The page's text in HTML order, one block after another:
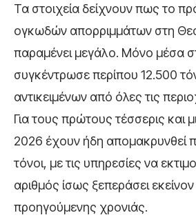
Τα στοιχεία δείχνουν πως το
ογκωδών απορριμμάτων στη
παραμένει μεγάλο. Μόνο μέσα
συγκέντρωσε περίπου 12.500
αντικειμένων από όλες τις
Για τους πρώτους τέσσερις και
2026 έχουν ήδη απομακρυνθεί
τόνοι, με τις υπηρεσίες να
αριθμός ίσως ξεπεράσει
προηγούμενης χρονιάς.